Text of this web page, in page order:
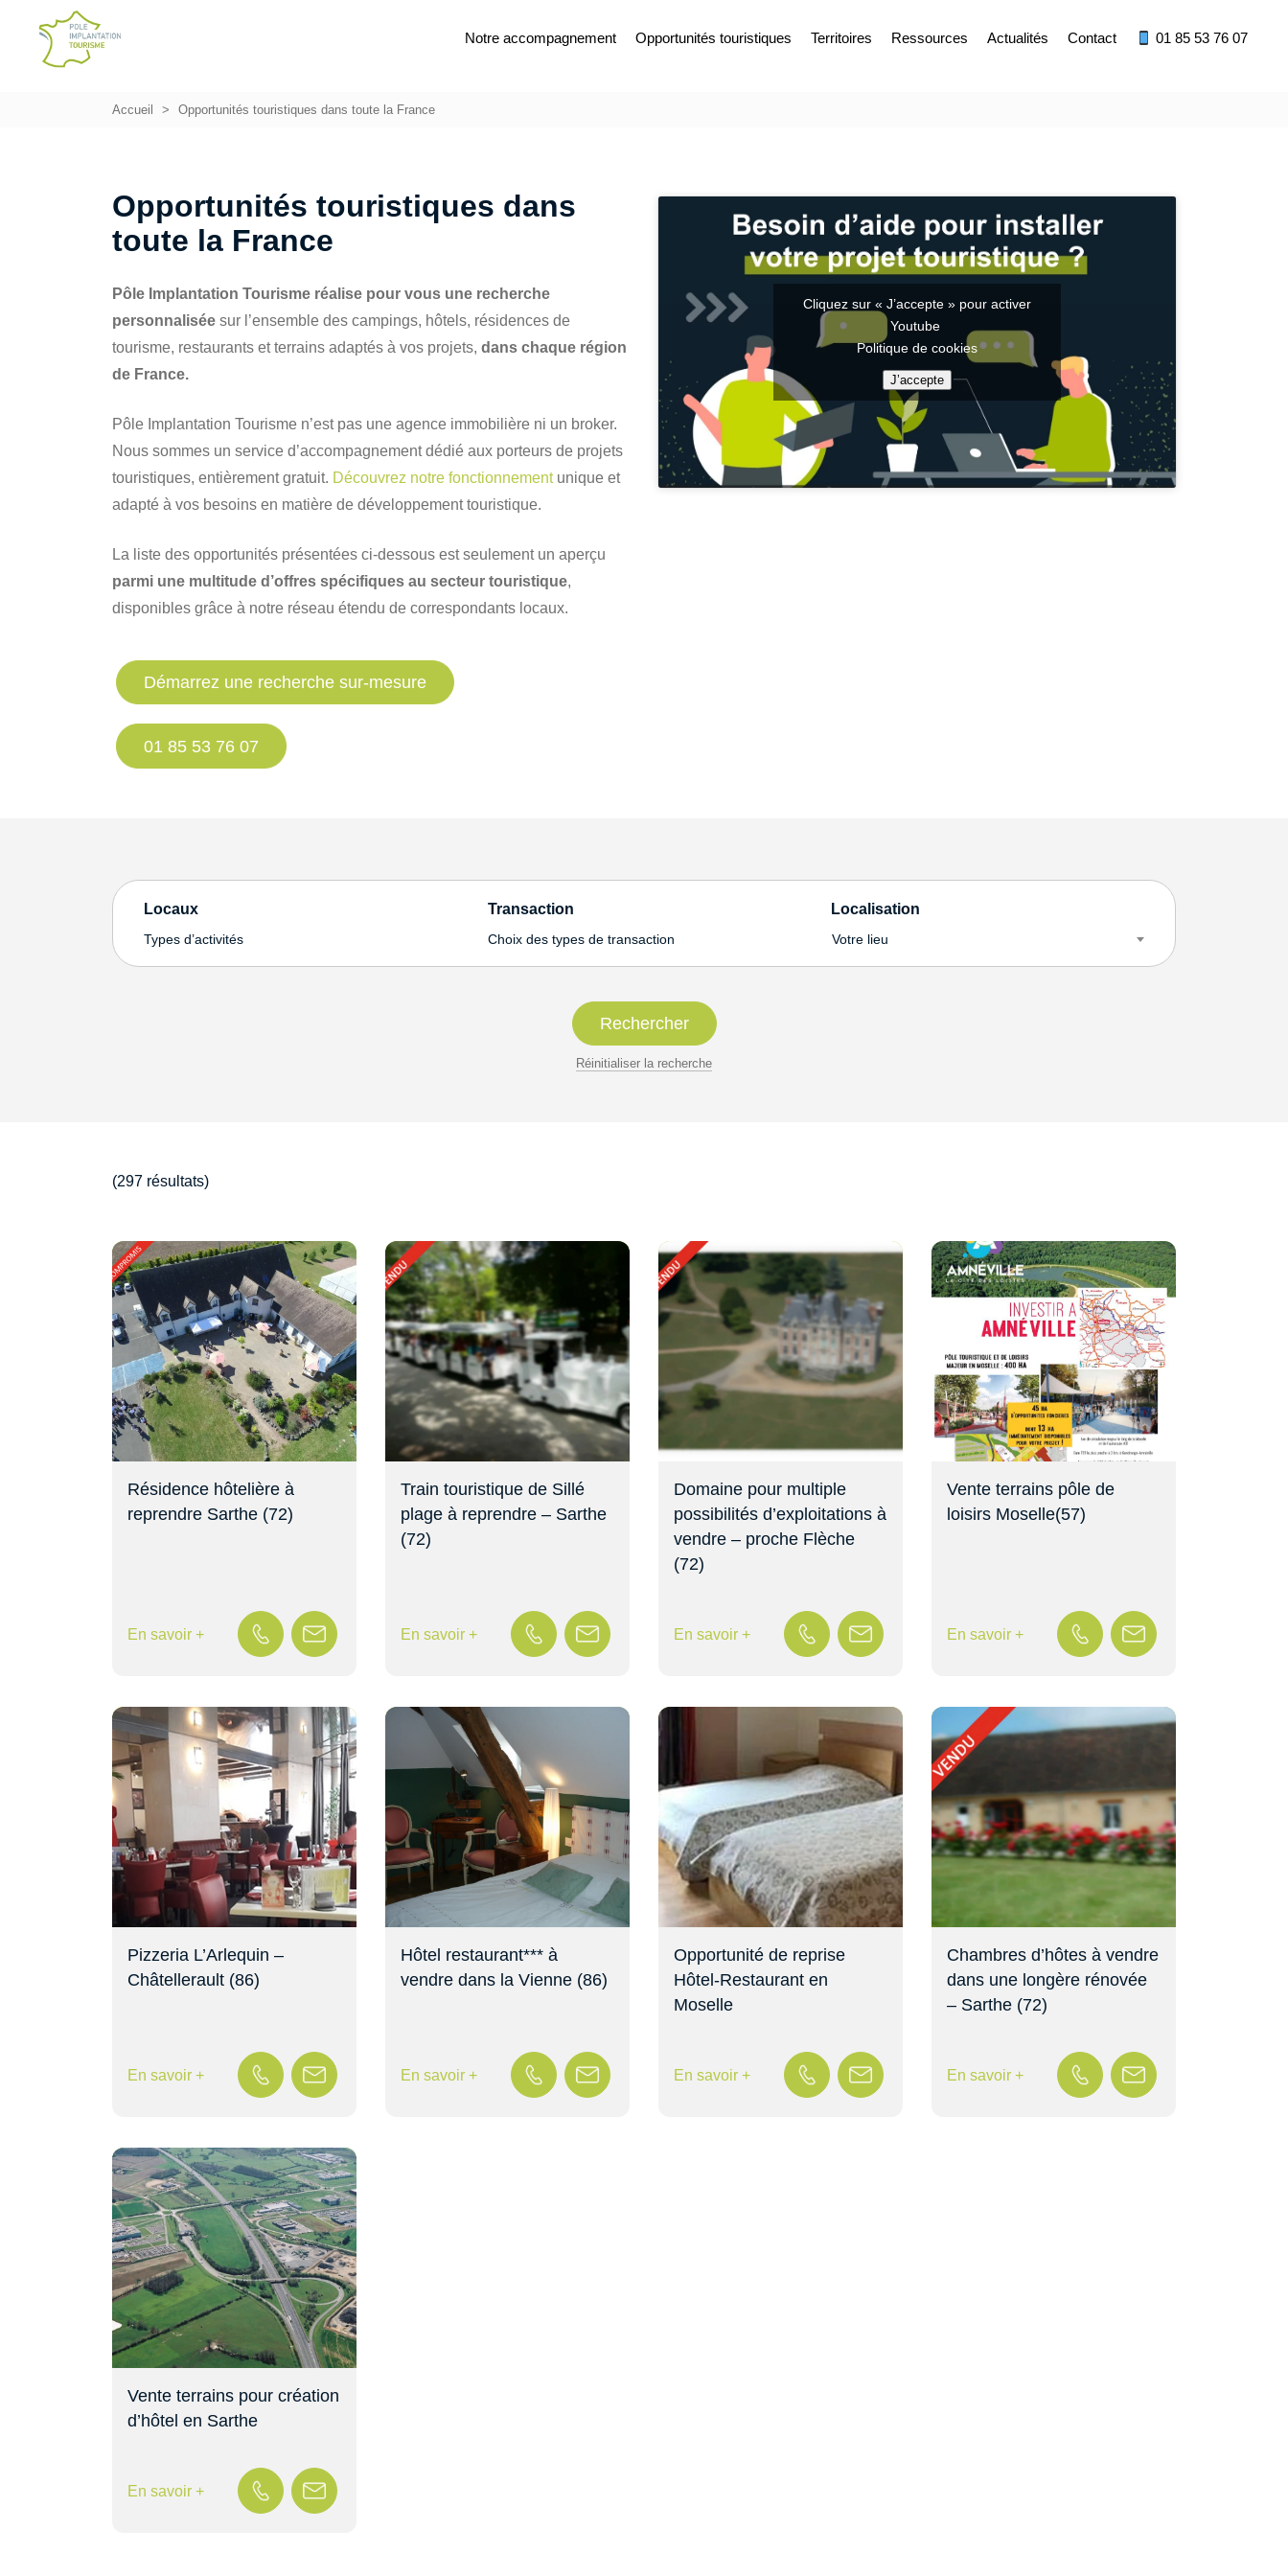
Notre accompagnement Opportunités touristiques Territoires Ressources Actualités Contact 01 85 53 76 07
Accueil Opportunités touristiques dans toute la France
Opportunités touristiques dans
toute la France
Pôle Implantation Tourisme réalise pour vous une recherche
personnalisée sur l’ensemble des campings, hôtels, résidences de
tourisme, restaurants et terrains adaptés à vos projets, dans chaque région
de France.
Pôle Implantation Tourisme n’est pas une agence immobilière ni un broker.
Nous sommes un service d’accompagnement dédié aux porteurs de projets
touristiques, entièrement gratuit. Découvrez notre fonctionnementunique et
adapté à vos besoins en matière de développement touristique.
La liste des opportunités présentées ci-dessous est seulement un aperçu
parmi une multitude d’offres spécifiques au secteur touristique,
disponibles grâce à notre réseau étendu de correspondants locaux.
Démarrez une recherche sur-mesure
01 85 53 76 07
Cliquez sur « J’accepte » pour activer
Youtube
Politique de cookies
J’accepte
Locaux
Types d’activités
Transaction
Choix des types de transaction
Localisation
Votre lieu
Réinitialiser la recherche
(297 résultats)
Résidence hôtelière à
reprendre Sarthe (72)
En savoir +
Train touristique de Sillé
plage à reprendre – Sarthe
(72)
En savoir +
Domaine pour multiple
possibilités d’exploitations à
vendre – proche Flèche
(72)
En savoir +
Vente terrains pôle de
loisirs Moselle(57)
En savoir +
Pizzeria L’Arlequin –
Châtellerault (86)
En savoir +
Hôtel restaurant*** à
vendre dans la Vienne (86)
En savoir +
Opportunité de reprise
Hôtel-Restaurant en
Moselle
En savoir +
Chambres d’hôtes à vendre
dans une longère rénovée
– Sarthe (72)
En savoir +
Vente terrains pour création
d’hôtel en Sarthe
En savoir +